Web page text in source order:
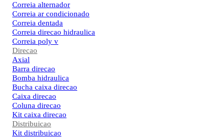
Correia alternador
Correia ar condicionado
Correia dentada
Correia direcao hidraulica
Correia poly v
Direcao
Axial
Barra direcao
Bomba hidraulica
Bucha caixa direcao
Caixa direcao
Coluna direcao
Kit caixa direcao
Distribuicao
Kit distribuicao